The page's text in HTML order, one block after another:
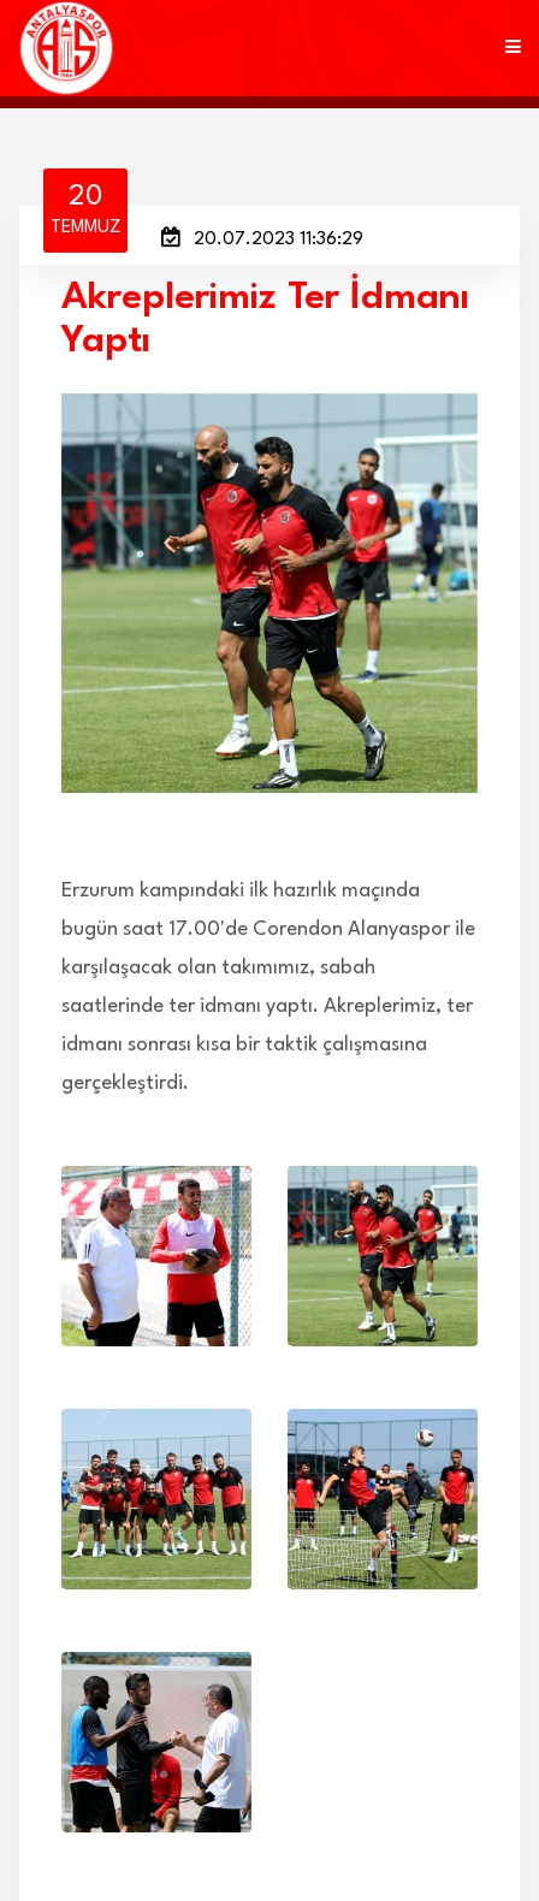
KULÜP
AKADEMİ
MARKALAR
BRANŞLAR
HABERLER
20
TEMMUZ
20.07.2023 11:36:29
Akreplerimiz Ter İdmanı
Yaptı
Erzurum kampındaki ilk hazırlık maçında
bugün saat 17.00'de Corendon Alanyaspor ile
karşılaşacak olan takımımız, sabah
saatlerinde ter idmanı yaptı. Akreplerimiz, ter
idmanı sonrası kısa bir taktik çalışmasına
gerçekleştirdi.